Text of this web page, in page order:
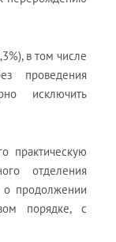
в том числе
проведения
исключить
практическую
отделения
о продолжении
порядке, с